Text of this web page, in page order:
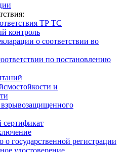
ТР ТС
контроль
о соответствии во
по постановлению
и
сертификат
о государственной регистрации
удостоверение